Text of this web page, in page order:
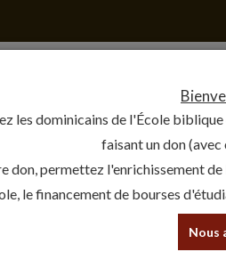
les dominicains de l'École
faisant un don (avec
don, permettez l'enrichissement
le financement de bourses
Nous